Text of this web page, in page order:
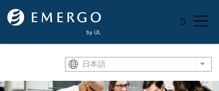
Skip to main content
日本語 List